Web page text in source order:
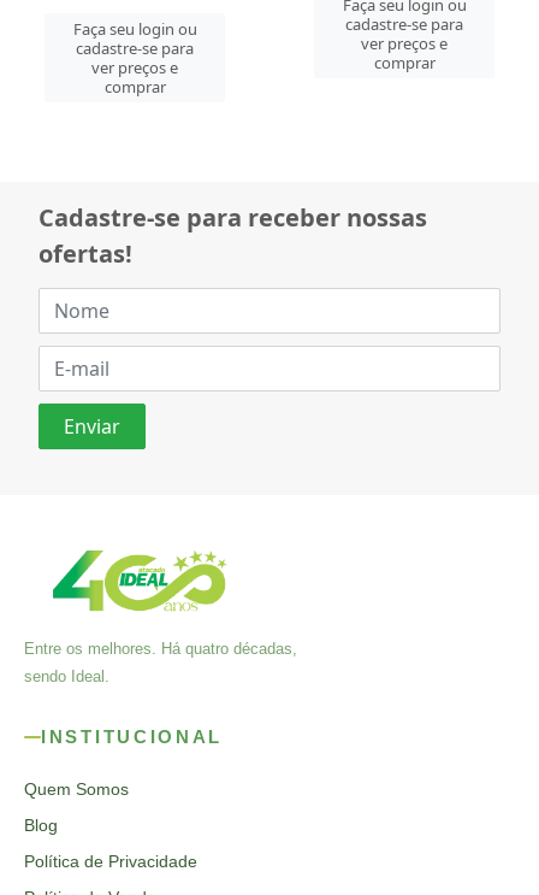
Faça seu login ou
cadastre-se para
ver preços e
comprar
Faça seu login ou
cadastre-se para
ver preços e
Cadastre-se para receber nossas
ofertas!
Entre os melhores. Há quatro décadas,
sendo Ideal.
INSTITUCIONAL
Quem Somos
Blog
Política de Privacidade